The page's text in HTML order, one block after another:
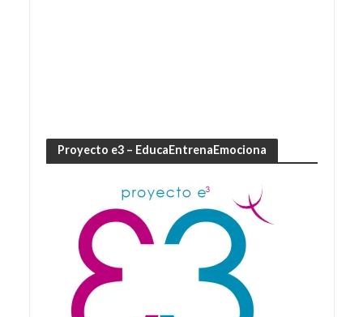
Proyecto e3 – EducaEntrenaEmociona